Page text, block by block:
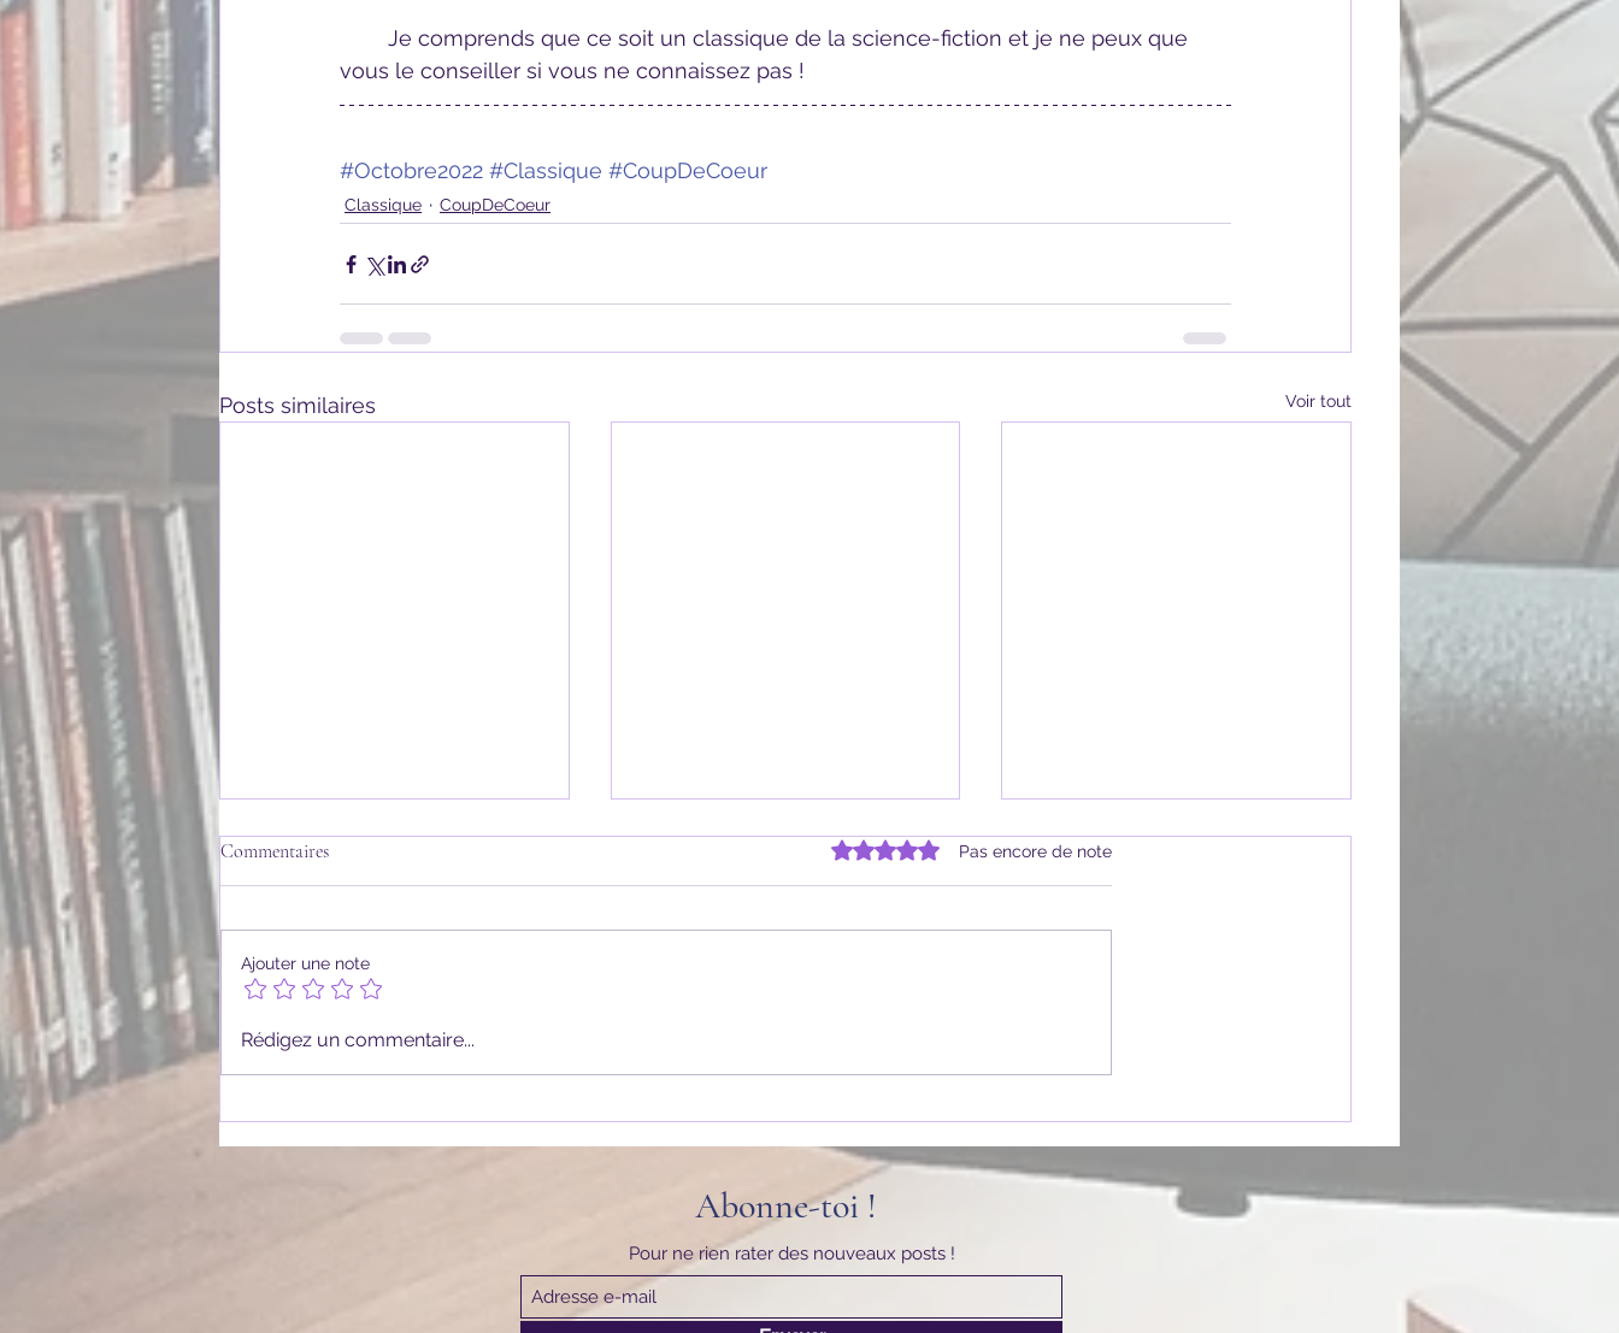
vous le conseiller si vous ne connaissez pas !
#Octobre2022 #Classique #CoupDeCoeur
Classique CoupDeCoeur
Posts similaires Voir tout
Holly de Stephen King
Commentaires Noté 0 étoile sur 5.Pas encore de note
Ajouter une note
Rédigez un commentaire...
Pour ne rien rater des nouveaux posts !
Abonne-toi !